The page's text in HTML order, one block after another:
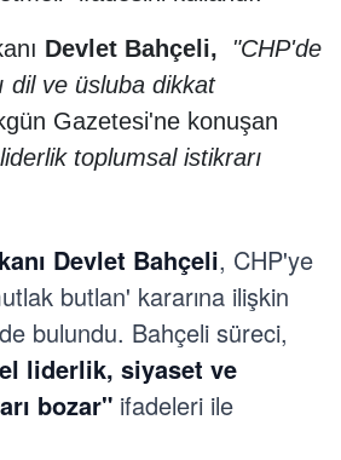
Devlet Bahçeli,
"CHP'de
dil ve üsluba dikkat
Gazetesi'ne konuşan
toplumsal istikrarı
Devlet Bahçeli, CHP'ye
butlan' kararına ilişkin
bulundu. Bahçeli süreci,
liderlik, siyaset ve
bozar" ifadeleri ile